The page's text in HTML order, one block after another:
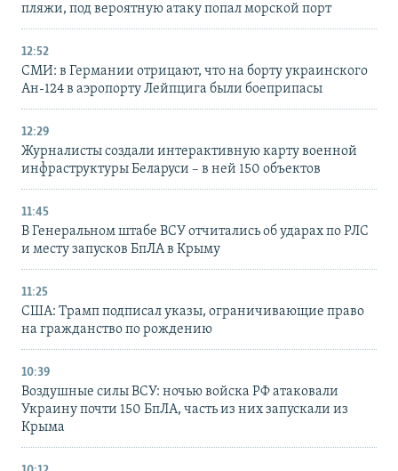
пляжи, под вероятную атаку попал морской порт
12:52
СМИ: в Германии отрицают, что на борту украинского
Ан-124 в аэропорту Лейпцига были боеприпасы
12:29
Журналисты создали интерактивную карту военной
инфраструктуры Беларуси – в ней 150 объектов
11:45
В Генеральном штабе ВСУ отчитались об ударах по РЛС
и месту запусков БпЛА в Крыму
11:25
США: Трамп подписал указы, ограничивающие право
на гражданство по рождению
10:39
Воздушные силы ВСУ: ночью войска РФ атаковали
Украину почти 150 БпЛА, часть из них запускали из
Крыма